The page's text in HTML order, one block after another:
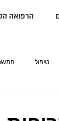
הרפואה
טיפול